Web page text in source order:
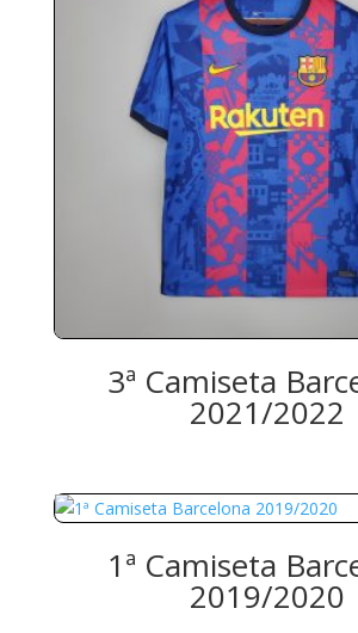
3ª Camiseta
2021/2022
1ª Camiseta
2019/2020